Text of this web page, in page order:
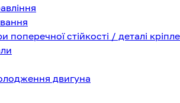
поперечної стійкості / деталі
двигуна